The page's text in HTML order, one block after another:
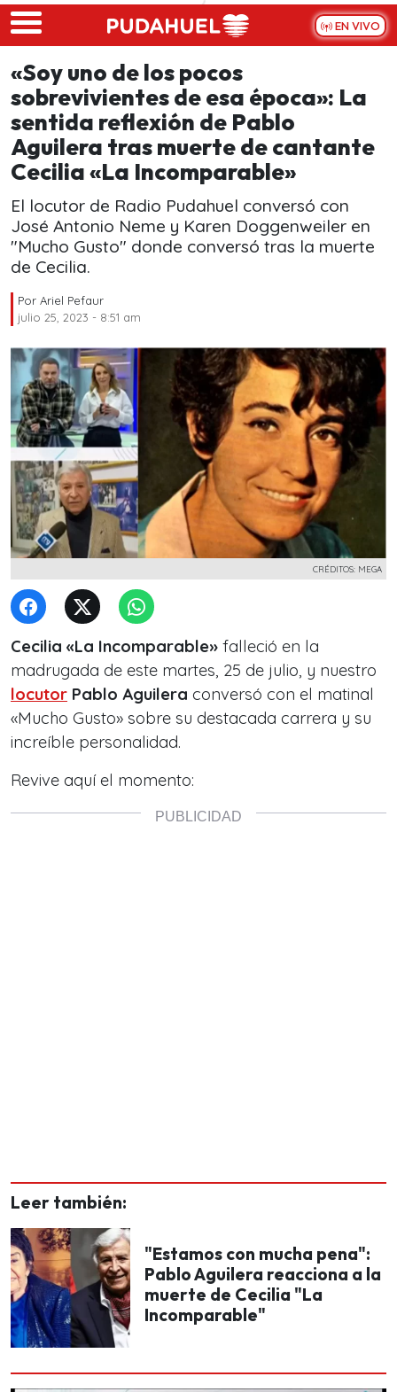
Skip to main content
EN VIVO
«Soy uno de los pocos
sobrevivientes de esa época»: La
sentida reflexión de Pablo
Aguilera tras muerte de cantante
Cecilia «La Incomparable»
El locutor de Radio Pudahuel conversó con
José Antonio Neme y Karen Doggenweiler en
"Mucho Gusto" donde conversó tras la muerte
de Cecilia.
Por Ariel Pefaur
julio 25, 2023 - 8:51 am
CRÉDITOS: MEGA
Cecilia «La Incomparable» falleció en la
madrugada de este martes, 25 de julio, y nuestro
locutor Pablo Aguilera conversó con el matinal
«Mucho Gusto» sobre su destacada carrera y su
increíble personalidad.
Revive aquí el momento:
Leer también:
"Estamos con mucha pena":
Pablo Aguilera reacciona a la
muerte de Cecilia "La
Incomparable"